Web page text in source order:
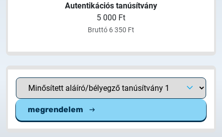
Autentikációs tanúsítvány
5 000 Ft
Bruttó 6 350 Ft
megrendelem